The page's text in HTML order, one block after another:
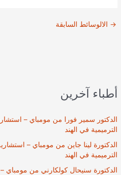
أطباء آخرين
الدكتور سمير فورا من مومباي –
الترميمية في الهند
الدكتورة لينا جاين من مومباي –
الترميمية في الهند
الدكتورة سنيحال كولكارني من
→ الالوسائط السابقة